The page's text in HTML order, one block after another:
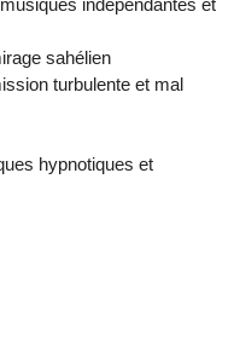
indépendantes et
sahélien
turbulente et mal
hypnotiques et